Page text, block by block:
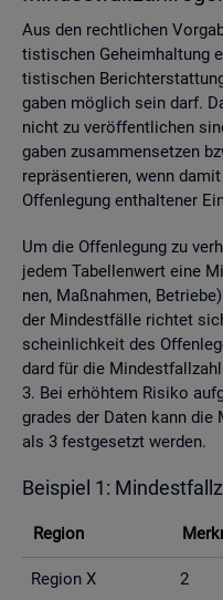
Aus den recht­li­chen
tis­ti­schen Ge­heim­hal­tung
tis­ti­schen
ga­ben mög­lich sein darf.
nicht zu ver­öf­fent­li­chen
ga­ben zu­sam­men­set­zen
re­prä­sen­tie­ren, wenn
Of­fen­le­gung ent­hal­te­ner
Um die Of­fen­le­gung zu
jedem Ta­bel­len­wert eine
nen, Maß­nah­men,
der Min­dest­fäl­le rich­tet
schein­lich­keit des
dard für die
3. Bei er­höh­tem Ri­si­ko
gra­des der Daten kann
als 3 fest­ge­setzt wer­den.
Bei­spiel 1:
Re­gi­on
Re­gi­on X 2